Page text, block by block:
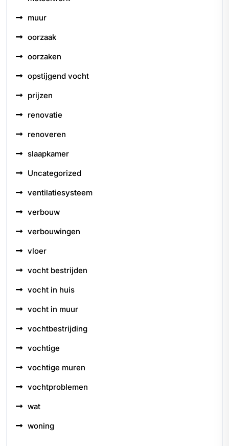
muur
oorzaak
oorzaken
opstijgend vocht
prijzen
renovatie
renoveren
slaapkamer
Uncategorized
ventilatiesysteem
verbouw
verbouwingen
vloer
vocht bestrijden
vocht in huis
vocht in muur
vochtbestrijding
vochtige
vochtige muren
vochtproblemen
wat
woning